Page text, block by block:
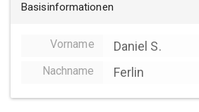
Basisinformationen
Vorname Daniel S.
Nachname Ferlin